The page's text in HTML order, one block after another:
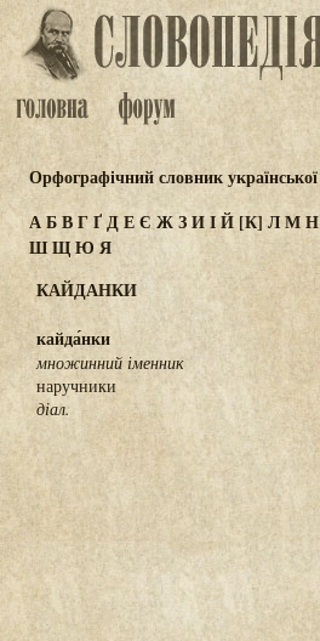
Орфографічний словник
АБВГҐДЕЄ ЖЗИІЙ [К] ЛМН
ШЩЮЯ
КАЙДАНКИ
кайда́нки
множинний іменник
наручники
діал.